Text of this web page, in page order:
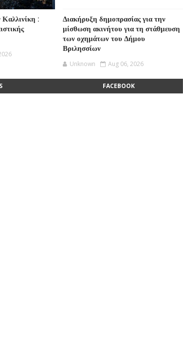
:
Διακήρυξη δημοπρασίας για την
μίσθωση ακινήτου για τη στάθμευση
των οχημάτων του Δήμου
Βριλησσίων
Unknown Aug 06, 2026
FACEBOOK